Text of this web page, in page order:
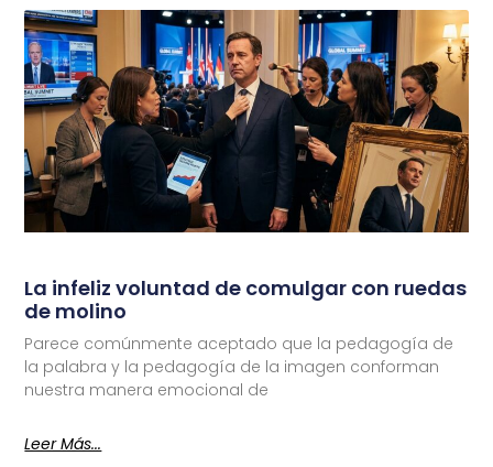
La infeliz voluntad de comulgar con ruedas
de molino
Parece comúnmente aceptado que la pedagogía de
la palabra y la pedagogía de la imagen conforman
nuestra manera emocional de
Leer Más...